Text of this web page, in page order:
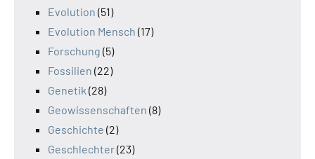
Evolution (51)
Evolution Mensch (17)
Forschung (5)
Fossilien (22)
Genetik (28)
Geowissenschaften (8)
Geschichte (2)
Geschlechter(23)